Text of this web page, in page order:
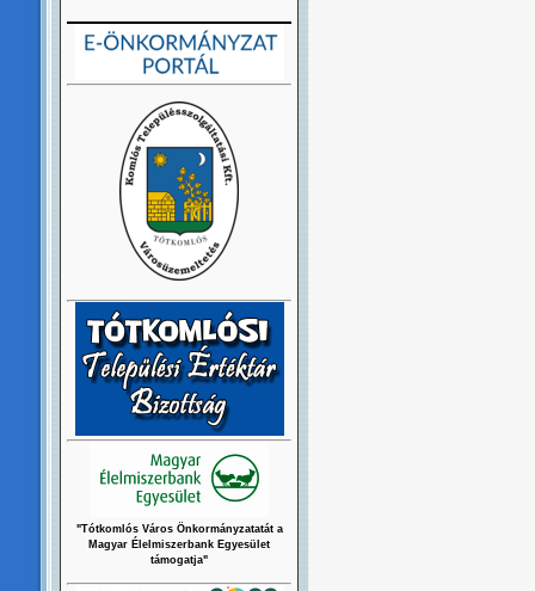
"Tótkomlós Város Önkormányzatatát a
Magyar Élelmiszerbank Egyesület
támogatja"